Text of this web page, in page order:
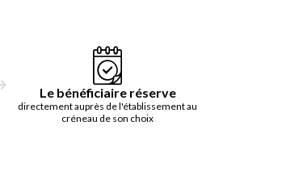
Le bénéficiaire réserve
directement auprès de l'établissement au
créneau de son choix